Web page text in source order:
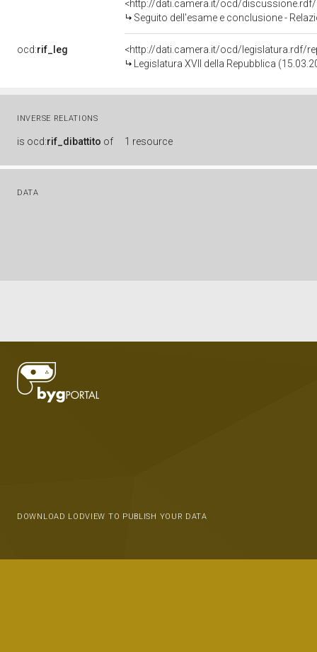
<http://dati.camera.it/ocd/discussione.rdf/
Seguito dell'esame e conclusione - Relazione favorevole con
ocd:rif_leg
<http://dati.camera.it/ocd/legislatura.rdf/
Legislatura XVII della Repubblica
INVERSE RELATIONS
is ocd:rif_dibattito of 1 resource
DATA
DOWNLOAD LODVIEW TO PUBLISH YOUR DATA